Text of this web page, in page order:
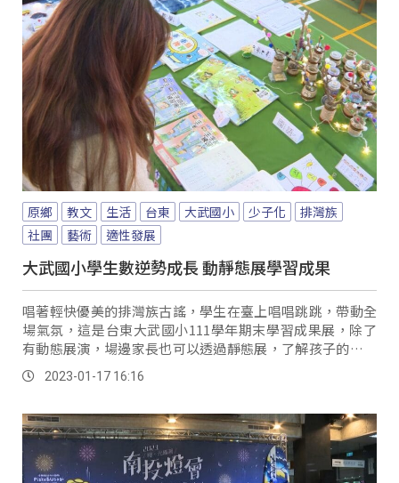
原鄉 教文 生活 台東 大武國小 少子化
排灣族
社團
藝術 適性發展
大武國小學生數逆勢成長 動靜態展學習成果
唱著輕快優美的排灣族古謠，學生在臺上唱唱跳跳，帶動全
場氣氛，這是台東大武國小111學年期末學習成果展，除了
有動態展演，場邊家長也可以透過靜態展，了解孩子的學習
成果。2023-01-17 16:16